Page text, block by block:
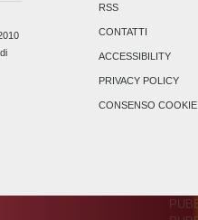
RSS
CONTATTI
ACCESSIBILITY
PRIVACY POLICY
CONSENSO COOKIE